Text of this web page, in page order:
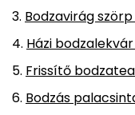
Bodzavirág
Házi
Frissítő
Bodzás